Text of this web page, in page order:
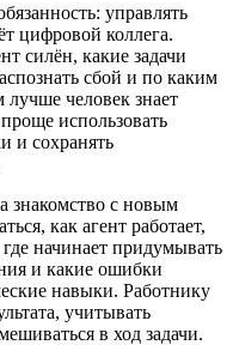
управлять
цифровой коллега.
силён, какие задачи
сбой и по каким
лучше человек знает
использовать
и сохранять
знакомство с новым
как агент работает,
начинает придумывать
и какие ошибки
навыки. Работнику
учитывать
в ход задачи.